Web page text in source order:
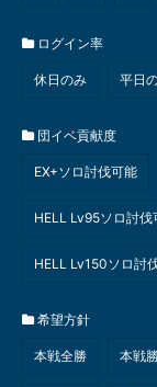
ログイン率
休日のみ 平日
団イベ貢献度
EX+ソロ討伐可能
HELL Lv95ソロ討伐
HELL Lv150ソロ討
希望方針
本戦全勝 本戦